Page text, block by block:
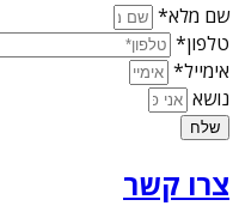
שם מלא*
טלפון*
אימייל*
נושא
שלח
צרו קשר